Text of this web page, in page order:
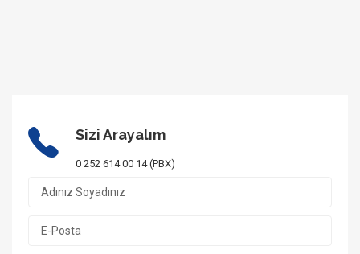
Sizi Arayalım
0 252 614 00 14 (PBX)